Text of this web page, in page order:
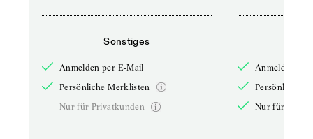
Sonstiges
Anmelden per E-Mail
Persönliche Merklisten
—
Nur für Privatkunden
Anmelden
Persönliche
Nur für